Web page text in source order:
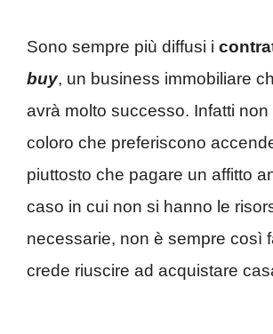
Sono sempre più diffusi i
buy, un business immobiliare
avrà molto successo. Infatti
coloro che preferiscono
piuttosto che pagare un affitto
caso in cui non si hanno le
necessarie, non è sempre così
crede riuscire ad acquistare